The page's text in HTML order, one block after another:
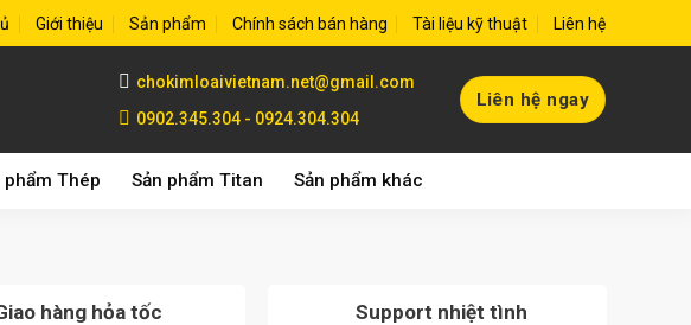
Giới thiệu Sản phẩm Chính sách bán hàng Tài liệu kỹ thuật Liên hệ
chokimloaivietnam.net@gmail.com
0902.345.304 - 0924.304.304
Liên hệ ngay
phẩm Thép Sản phẩm Titan Sản phẩm khác
hàng hỏa tốc Support nhiệt tình